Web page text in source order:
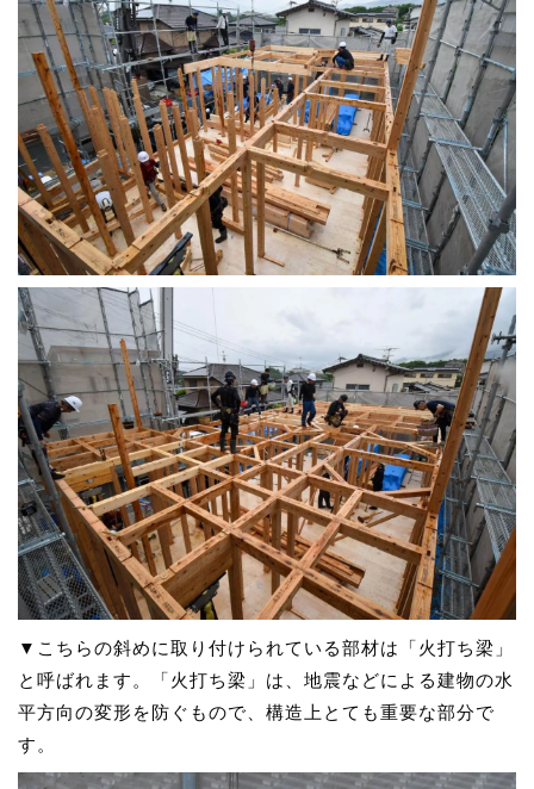
▼こちらの斜めに取り付けられている部材は「火打ち梁」
と呼ばれます。「火打ち梁」は、地震などによる建物の水
平方向の変形を防ぐもので、構造上とても重要な部分で
す。